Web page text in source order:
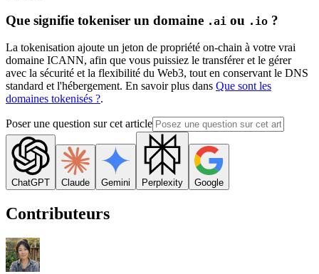
Que signifie tokeniser un domaine .ai ou .io ?
La tokenisation ajoute un jeton de propriété on-chain à votre vrai
domaine ICANN, afin que vous puissiez le transférer et le gérer
avec la sécurité et la flexibilité du Web3, tout en conservant le DNS
standard et l'hébergement. En savoir plus dans Que sont les
domaines tokenisés ?.
Poser une question sur cet article
ChatGPT Claude Gemini Perplexity Google
Contributeurs